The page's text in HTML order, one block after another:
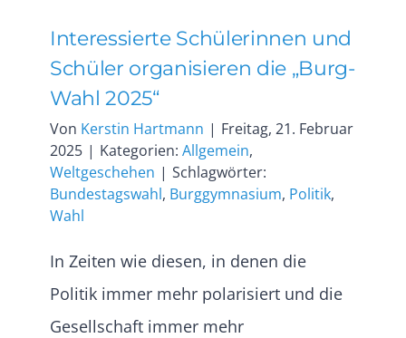
Interessierte Schülerinnen und
Schüler organisieren die „Burg-
Wahl 2025“
Von Kerstin Hartmann | Freitag, 21. Februar
2025 | Kategorien: Allgemein,
Weltgeschehen | Schlagwörter:
Bundestagswahl, Burggymnasium, Politik,
Wahl
In Zeiten wie diesen, in denen die
Politik immer mehr polarisiert und die
Gesellschaft immer mehr